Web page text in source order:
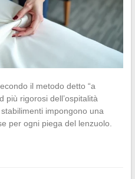
il metodo detto “a
più rigorosi dell’ospitalità
impongono una
per ogni piega del lenzuolo.